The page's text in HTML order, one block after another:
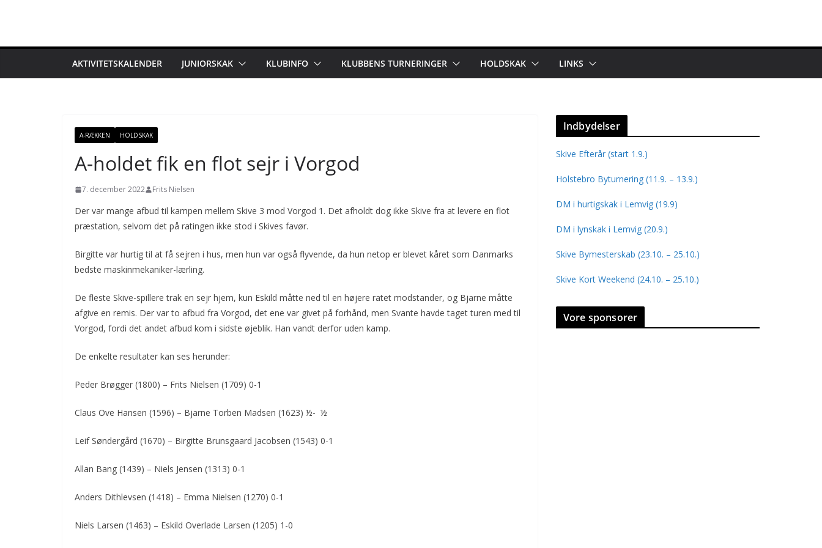
AKTIVITETSKALENDER JUNIORSKAK KLUBINFO KLUBBENS TURNERINGER HOLDSKAK LINKS
A-RÆKKEN HOLDSKAK
A-holdet fik en flot sejr i Vorgod
7. december 2022 Frits Nielsen
Der var mange afbud til kampen mellem Skive 3 mod Vorgod 1. Det afholdt dog ikke Skive fra at levere en flot
præstation, selvom det på ratingen ikke stod i Skives favør.
Birgitte var hurtig til at få sejren i hus, men hun var også flyvende, da hun netop er blevet kåret som Danmarks
bedste maskinmekaniker-lærling.
De fleste Skive-spillere trak en sejr hjem, kun Eskild måtte ned til en højere ratet modstander, og Bjarne måtte
afgive en remis. Der var to afbud fra Vorgod, det ene var givet på forhånd, men Svante havde taget turen med til
Vorgod, fordi det andet afbud kom i sidste øjeblik. Han vandt derfor uden kamp.
De enkelte resultater kan ses herunder:
Peder Brøgger (1800) – Frits Nielsen (1709) 0-1
Claus Ove Hansen (1596) – Bjarne Torben Madsen (1623) ½- ½
Leif Søndergård (1670) – Birgitte Brunsgaard Jacobsen (1543) 0-1
Allan Bang (1439) – Niels Jensen (1313) 0-1
Anders Dithlevsen (1418) – Emma Nielsen (1270) 0-1
Niels Larsen (1463) – Eskild Overlade Larsen (1205) 1-0
Indbydelser
Skive Efterår (start 1.9.)
Holstebro Byturnering (11.9. – 13.9.)
DM i hurtigskak i Lemvig (19.9)
DM i lynskak i Lemvig (20.9.)
Skive Bymesterskab (23.10. – 25.10.)
Skive Kort Weekend (24.10. – 25.10.)
Vore sponsorer